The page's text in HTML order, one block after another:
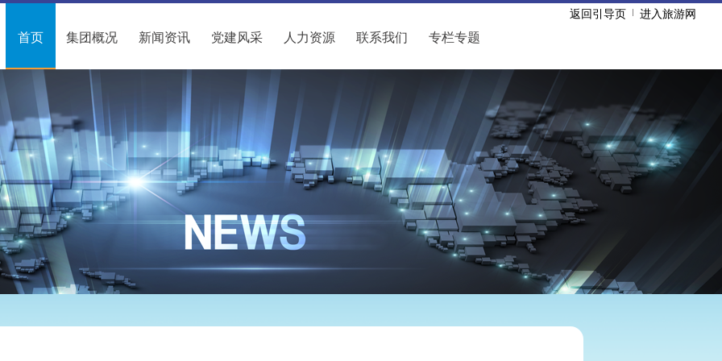
首页 集团概况 新闻资讯 党建风采 人力资源 联系我们 专栏专题
返回引导页 进入旅游网